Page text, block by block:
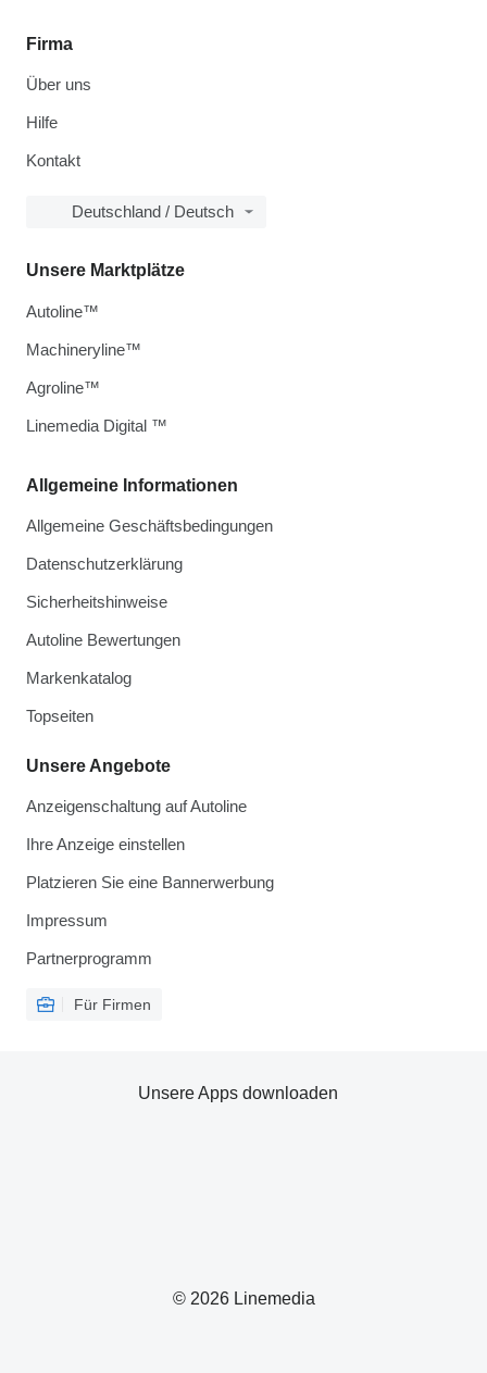
Firma
Über uns
Hilfe
Kontakt
Deutschland / Deutsch
Allgemeine Informationen
Allgemeine Geschäftsbedingungen
Datenschutzerklärung
Sicherheitshinweise
Autoline Bewertungen
Markenkatalog
Topseiten
Unsere Angebote
Anzeigenschaltung auf Autoline
Ihre Anzeige einstellen
Platzieren Sie eine Bannerwerbung
Impressum
Partnerprogramm
Für Firmen
Unsere Marktplätze
Autoline™
Machineryline™
Agroline™
Linemedia Digital ™
© 2026 Linemedia
Unsere Apps downloaden